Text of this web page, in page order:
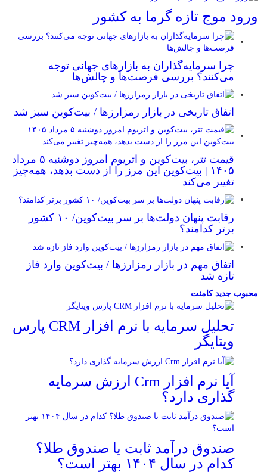
ورود موج تازه گرما به کشور
چرا سرمایه‌گذاران به بازارهای جهانی توجه
می‌کنند؟ بررسی فرصت‌ها و چالش‌ها
اتفاق تاریخی در بازار رمزارزها / بیت‌کوین سبز شد
قیمت تتر، بیت‌کوین و اتریوم امروز دوشنبه ۵ مرداد
۱۴۰۵ | بیت‌کوین این مرز را از دست بدهد، همه‌چیز
تغییر می‌کند
رقابت پنهان دولت‌ها بر سر بیت‌کوین/ ۱۰ کشور
برتر کدامند؟
اتفاق مهم در بازار رمزارزها / بیت‌کوین وارد فاز
تازه شد
محبوب جدیدکامنت
تحلیل سرمایه با نرم افزار CRM پارس
ویتایگر
آیا نرم افزار Crm ارزش سرمایه
گذاری دارد؟
صندوق درآمد ثابت یا صندوق طلا؟
کدام در سال ۱۴۰۴ بهتر است؟